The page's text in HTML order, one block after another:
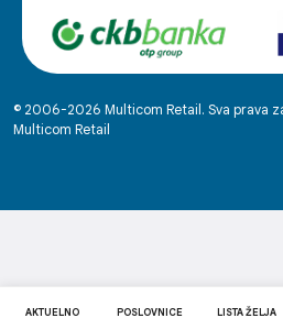
© 2006-2026 Multicom Retail. Sva prava
Multicom Retail
AKTUELNO POSLOVNICE LISTA ŽELJA